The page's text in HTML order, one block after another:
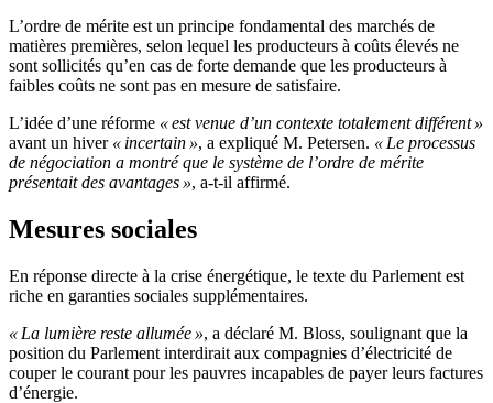
L’ordre de mérite est un principe fondamental des marchés de
matières premières, selon lequel les producteurs à coûts élevés ne
sont sollicités qu’en cas de forte demande que les producteurs à
faibles coûts ne sont pas en mesure de satisfaire.
L’idée d’une réforme « est venue d’un contexte totalement différent »
avant un hiver « incertain », a expliqué M. Petersen. « Le processus
de négociation a montré que le système de l’ordre de mérite
présentait des avantages », a-t-il affirmé.
Mesures sociales
En réponse directe à la crise énergétique, le texte du Parlement est
riche en garanties sociales supplémentaires.
« La lumière reste allumée », a déclaré M. Bloss, soulignant que la
position du Parlement interdirait aux compagnies d’électricité de
couper le courant pour les pauvres incapables de payer leurs factures
d’énergie.